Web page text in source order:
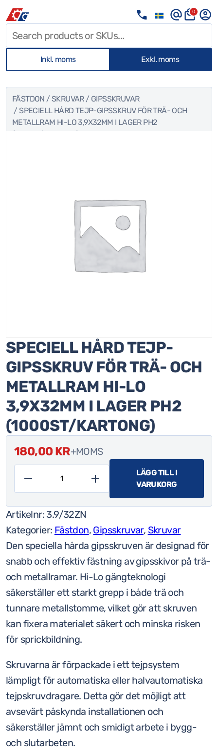
0
Inkl. moms Exkl. moms
FÄSTDON /SKRUVAR/ GIPSSKRUVAR
/ SPECIELL HÅRD TEJP-GIPSSKRUV FÖR TRÄ- OCH
METALLRAM HI-LO 3,9X32MM I LAGER PH2
(1000ST/KARTONG)
SPECIELL HÅRD TEJP-
GIPSSKRUV FÖR TRÄ- OCH
METALLRAM HI-LO
3,9X32MM I LAGER PH2
(1000ST/KARTONG)
180,00 KR+MOMS
tejp-
gipsskruv
för
trä-
och
metallram
Hi-
Lo
3,9x32mm
PH2
(1000st/kartong)
mängd
LÄGG TILL I
VARUKORG
Artikelnr: 3.9/32ZN
Kategorier: Fästdon, Gipsskruvar, Skruvar
Den speciella hårda gipsskruven är designad för
snabb och effektiv fästning av gipsskivor på trä-
och metallramar. Hi-Lo gängteknologi
säkerställer ett starkt grepp i både trä och
tunnare metallstomme, vilket gör att skruven
kan fixera materialet säkert och minska risken
för sprickbildning.
Skruvarna är förpackade i ett tejpsystem
lämpligt för automatiska eller halvautomatiska
tejpskruvdragare. Detta gör det möjligt att
avsevärt påskynda installationen och
säkerställer jämnt och smidigt arbete i bygg-
och slutarbeten.